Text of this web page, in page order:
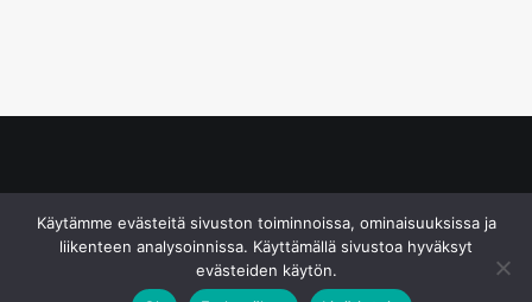
Käytämme evästeitä sivuston toiminnoissa, ominaisuuksissa ja
liikenteen analysoinnissa. Käyttämällä sivustoa hyväksyt
evästeiden käytön.